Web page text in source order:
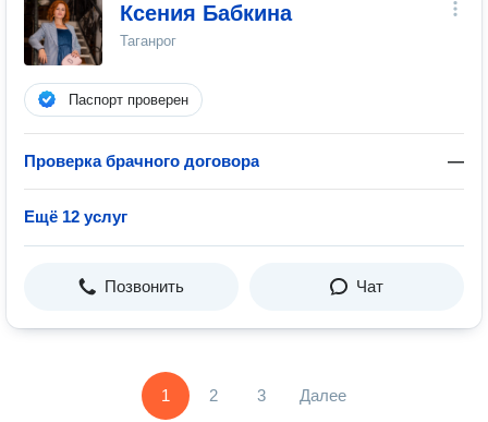
Ксения Бабкина
Таганрог
Паспорт проверен
Проверка брачного договора —
Ещё 12 услуг
Позвонить Чат
1 2 3 Далее